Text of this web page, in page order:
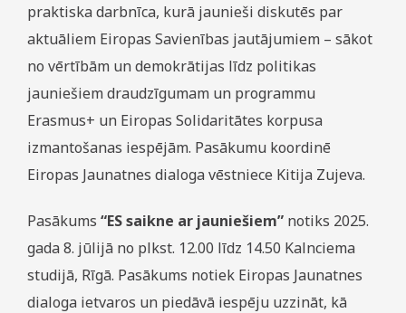
praktiska darbnīca, kurā jaunieši diskutēs par
aktuāliem Eiropas Savienības jautājumiem – sākot
no vērtībām un demokrātijas līdz politikas
jauniešiem draudzīgumam un programmu
Erasmus+ un Eiropas Solidaritātes korpusa
izmantošanas iespējām. Pasākumu koordinē
Eiropas Jaunatnes dialoga vēstniece Kitija Zujeva.
Pasākums “ES saikne ar jauniešiem” notiks 2025.
gada 8. jūlijā no plkst. 12.00 līdz 14.50 Kalnciema
studijā, Rīgā. Pasākums notiek Eiropas Jaunatnes
dialoga ietvaros un piedāvā iespēju uzzināt, kā